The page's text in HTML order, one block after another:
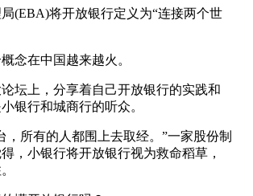
(EBA)将开放银行定义为“连接两个世
念在中国越来越火。
坛上，分享着自己开放银行的实践和
银行和城商行的听众。
，所有的人都围上去取经。”一家股份制
，小银行将开放银行视为救命稻草，